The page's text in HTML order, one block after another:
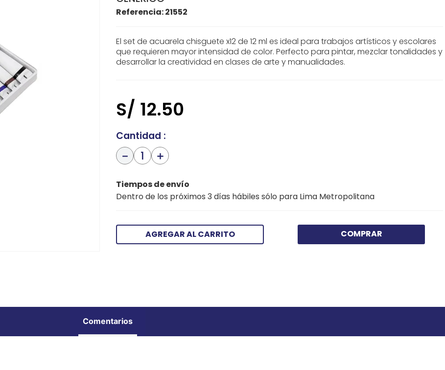
Referencia:21552
El set de acuarela chisguete x12 de 12 ml es ideal para trabajos artísticos y escolares
que requieren mayor intensidad de color. Perfecto para pintar, mezclar tonalidades y
desarrollar la creatividad en clases de arte y manualidades.
S/ 12.50
Cantidad
＋
－
Tiempos de envío
Dentro de los próximos 3 días hábiles sólo para Lima Metropolitana
AGREGAR AL CARRITO COMPRAR
Comentarios